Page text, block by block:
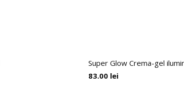
Super Glow Crema-gel
83.00 lei